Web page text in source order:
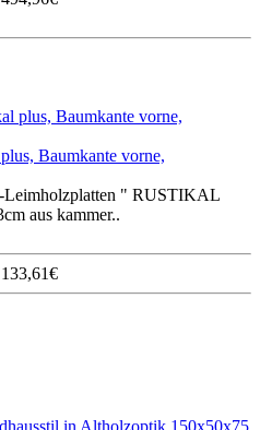
Baumkante vorne,
Leimholzplatten " RUSTIKAL
aus kammer..